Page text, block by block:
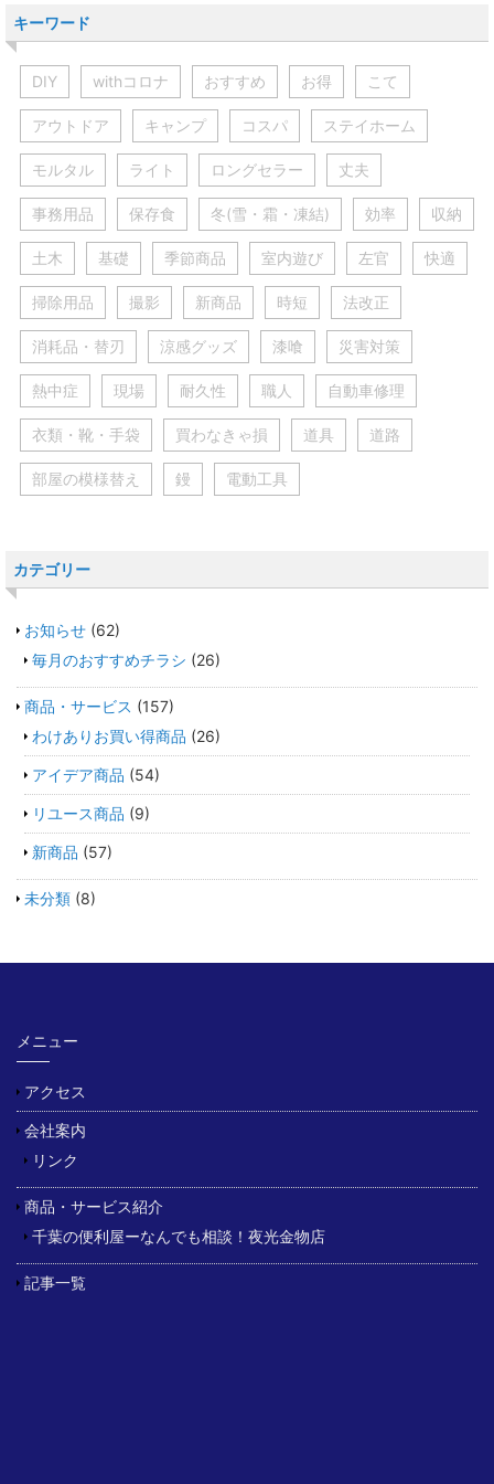
キーワード
DIY withコロナ おすすめ お得 こて
アウトドア キャンプ コスパ ステイホーム
モルタル ライト ロングセラー 丈夫
事務用品 保存食 冬(雪・霜・凍結) 効率 収納
土木 基礎 季節商品 室内遊び 左官 快適
掃除用品 撮影 新商品 時短 法改正
消耗品・替刃 涼感グッズ 漆喰 災害対策
熱中症 現場 耐久性 職人 自動車修理
衣類・靴・手袋 買わなきゃ損 道具 道路
部屋の模様替え 鏝 電動工具
カテゴリー
お知らせ (62)
毎月のおすすめチラシ (26)
商品・サービス (157)
わけありお買い得商品 (26)
アイデア商品 (54)
リユース商品 (9)
新商品 (57)
未分類 (8)
メニュー
アクセス
会社案内
リンク
商品・サービス紹介
千葉の便利屋ーなんでも相談！夜光金物店
記事一覧